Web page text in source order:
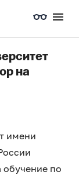
на
имени
по